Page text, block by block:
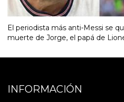
El periodista más anti-Messi se
muerte de Jorge, el papá de
INFORMACIÓN